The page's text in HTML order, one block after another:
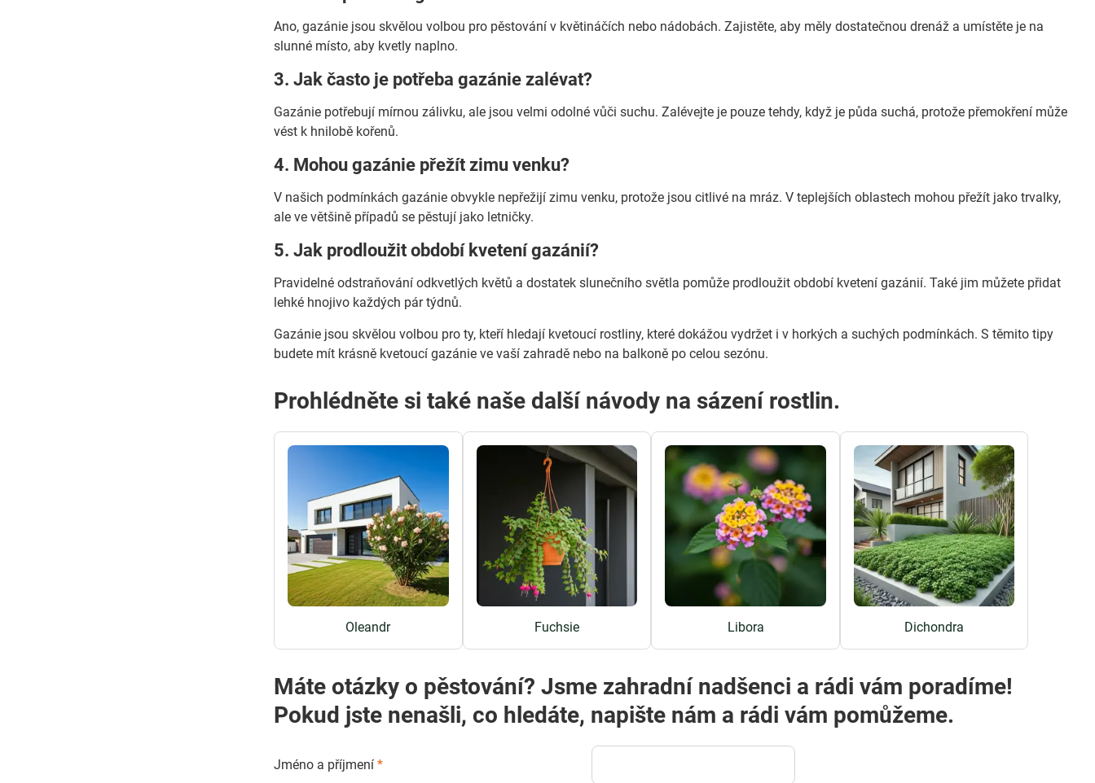
Ano, gazánie jsou skvělou volbou pro pěstování v květináčích nebo nádobách. Zajistěte, aby měly dostatečnou drenáž a umístěte je na
slunné místo, aby kvetly naplno.
3. Jak často je potřeba gazánie zalévat?
Gazánie potřebují mírnou zálivku, ale jsou velmi odolné vůči suchu. Zalévejte je pouze tehdy, když je půda suchá, protože přemokření může
vést k hnilobě kořenů.
4. Mohou gazánie přežít zimu venku?
V našich podmínkách gazánie obvykle nepřežijí zimu venku, protože jsou citlivé na mráz. V teplejších oblastech mohou přežít jako trvalky,
ale ve většině případů se pěstují jako letničky.
5. Jak prodloužit období kvetení gazánií?
Pravidelné odstraňování odkvetlých květů a dostatek slunečního světla pomůže prodloužit období kvetení gazánií. Také jim můžete přidat
lehké hnojivo každých pár týdnů.
Gazánie jsou skvělou volbou pro ty, kteří hledají kvetoucí rostliny, které dokážou vydržet i v horkých a suchých podmínkách. S těmito tipy
budete mít krásně kvetoucí gazánie ve vaší zahradě nebo na balkoně po celou sezónu.
Prohlédněte si také naše další návody na sázení rostlin.
Oleandr Fuchsie Libora Dichondra
Máte otázky o pěstování? Jsme zahradní nadšenci a rádi vám poradíme!
Pokud jste nenašli, co hledáte, napište nám a rádi vám pomůžeme.
Jméno a příjmení*